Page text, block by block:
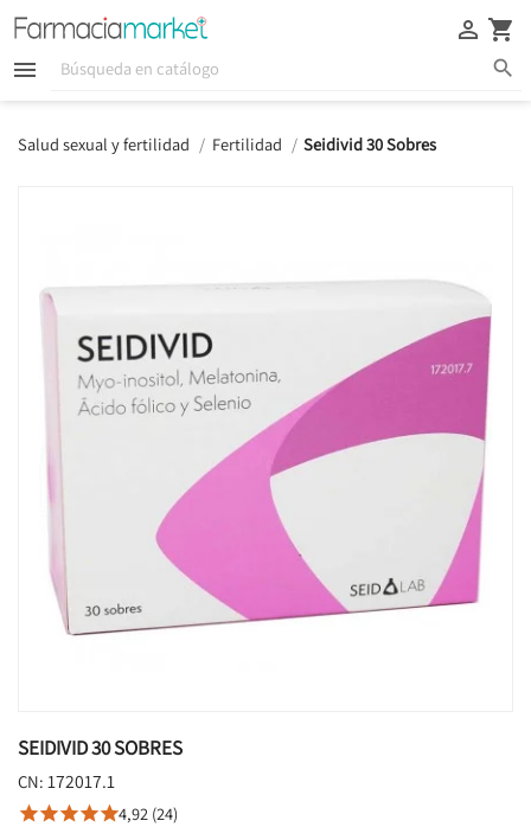
  
 
Salud sexual y fertilidad Fertilidad Seidivid 30 Sobres
SEIDIVID 30 SOBRES
CN: 172017.1
4,92 (24)